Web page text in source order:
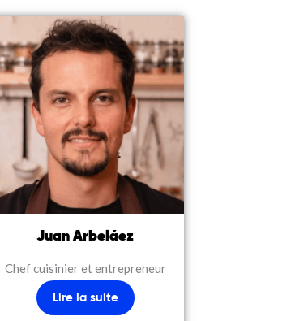
Juan Arbeláez
Chef cuisinier et entrepreneur
Lire la suite